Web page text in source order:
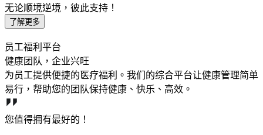
无论顺境逆境，彼此支持！
了解更多
员工福利平台
健康团队，企业兴旺
为员工提供便捷的医疗福利。我们的综合平台让健康管理简单
易行，帮助您的团队保持健康、快乐、高效。
您值得拥有最好的！